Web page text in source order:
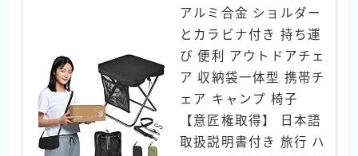
アルミ合金 ショルダー
とカラビナ付き 持ち運
び 便利 アウトドアチェ
ア 収納袋一体型 携帯チ
ェア キャンプ 椅子
【意匠権取得】 日本語
取扱説明書付き 旅行 ハ